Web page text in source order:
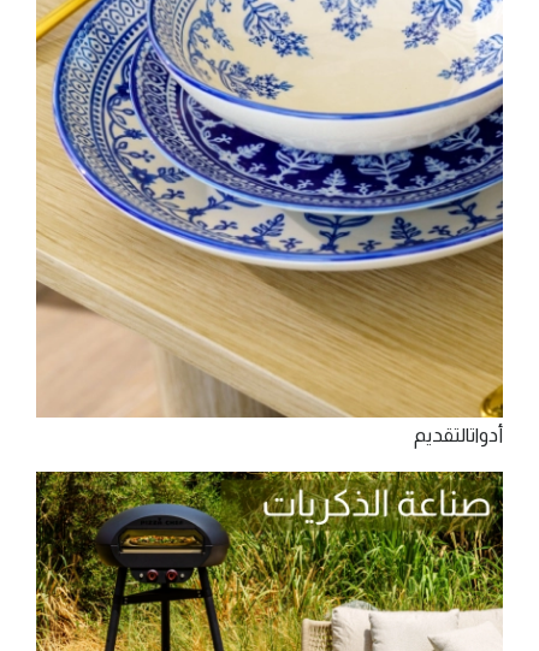
‫أدوات‬‫اﻟﺘﻘﺪﻳﻢ‬